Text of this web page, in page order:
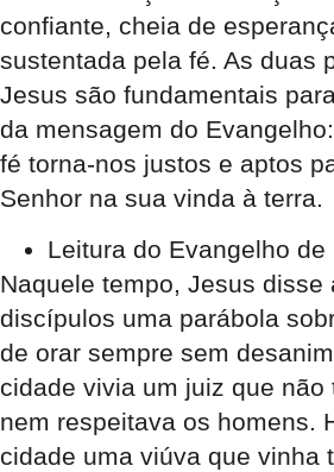
confiante, cheia de
sustentada pela fé. As duas
Jesus são fundamentais
da mensagem do
fé torna-nos justos e aptos
Senhor na sua vinda à terra.
Leitura do Evangelho
Naquele tempo, Jesus disse
discípulos uma parábola
de orar sempre sem
cidade vivia um juiz que não
nem respeitava os homens.
cidade uma viúva que vinha